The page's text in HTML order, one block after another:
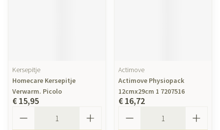
Kersepitje
Homecare Kersepitje
Verwarm. Picolo
€ 15,95
Actimove
Actimove Physiopack
12cmx29cm 1 7207516
€ 16,72